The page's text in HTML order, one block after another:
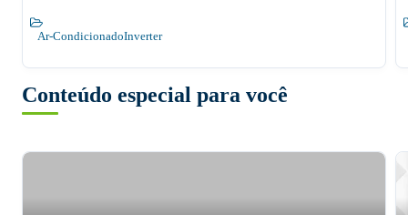
Ar-CondicionadoInverter
Conteúdo especial para você